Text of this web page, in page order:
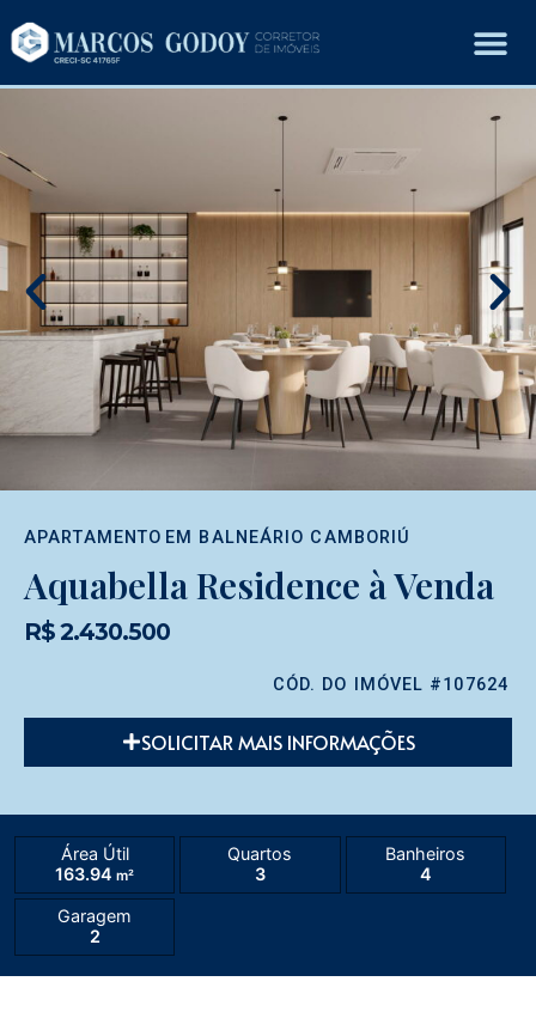
APARTAMENTO EM BALNEÁRIO CAMBORIÚ
Aquabella Residence à Venda
R$ 2.430.500
CÓD. DO IMÓVEL #107624
SOLICITAR MAIS INFORMAÇÕES
Área Útil
163.94 m²
Quartos
3
Banheiros
4
Garagem
2